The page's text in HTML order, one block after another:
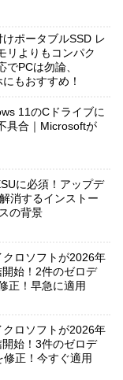
ポータブルSSD レ
リよりもコンパク
でPCは勿論、
もおすすめ！
11のCドライブに
具合｜Microsoftが
に必須！アップデ
消するインストー
の背景
ロソフトが2026年
始！2件のゼロデ
正！早急に適用
ロソフトが2026年
始！3件のゼロデ
正！今すぐ適用